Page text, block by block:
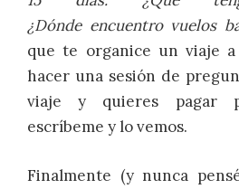
¿Dónde encuentro vuelos
que te organice un viaje
hacer una sesión de
viaje y quieres pagar
escríbeme y lo vemos.
Finalmente (y nunca